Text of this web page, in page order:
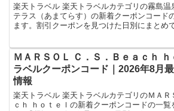
楽天トラベル 楽天トラベルカテゴリの霧島
テラス（あまてらす）の新着クーポンコード
ます。割引クーポンを見つけた日別にまとめ
ものが最新の割引クーポンになります。ホテ
ＭＡＲＳＯＬ Ｃ．Ｓ．Ｂｅａｃｈ ｈ
ラベルクーポンコード｜2026年8月
情報
楽天トラベル 楽天トラベルカテゴリのＭＡＲ
ｃｈ ｈｏｔｅｌの新着クーポンコードの一覧